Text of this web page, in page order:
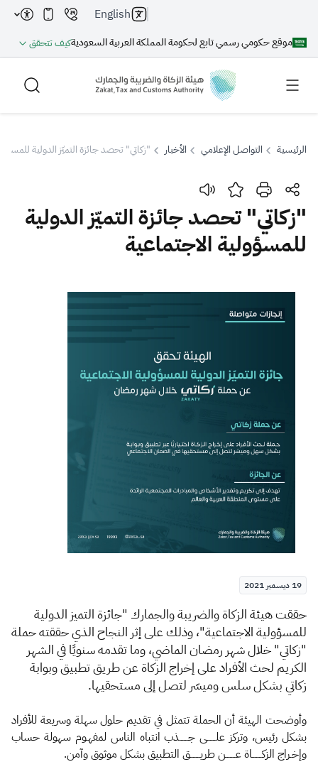
موقع حكومي رسمي تابع لحكومة المملكة العربية السعوديةكيف تتحقق
English
بحث
بحث بحث AI
اقتراحات
الزكاة الجمارك
الرئيسية التواصل الإعلامي الأخبار "زكاتي" تحصد جائزة التميّز الدولية
"زكاتي" تحصد جائزة التميّز الدولية
للمسؤولية الاجتماعية
19 ديسمبر 2021
​​حققت هيئة الزكاة والضريبة والجمارك "جائزة التميز الدولية
للمسؤولية الاجتماعية"، وذلك على إثر النجاح الذي حققته حملة
"زكاتي" خلال شهر رمضان الماضي، وما تقدمه سنويًا في الشهر
الكريم لحث الأفراد على إخراج الزكاة عن طريق تطبيق وبوابة
زكاتي بشكل سلس وميسّر لتصل إلى مستحقيها.
وأوضحت الهيئة أن الحملة تتمثل في تقديم حلول سهلة وسريعة للأفراد
بشكل رئيس، وتركز علــــــى جــــــذب انتباه الناس لمفهـوم سهولة حساب
وإخـراج الزكـــــــاة عـــــــن طريـــــــق التطبيق بشكل موثوق وآمن.